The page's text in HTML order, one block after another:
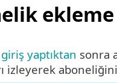
ekleme
giriş yaptıktan sonra
izleyerek